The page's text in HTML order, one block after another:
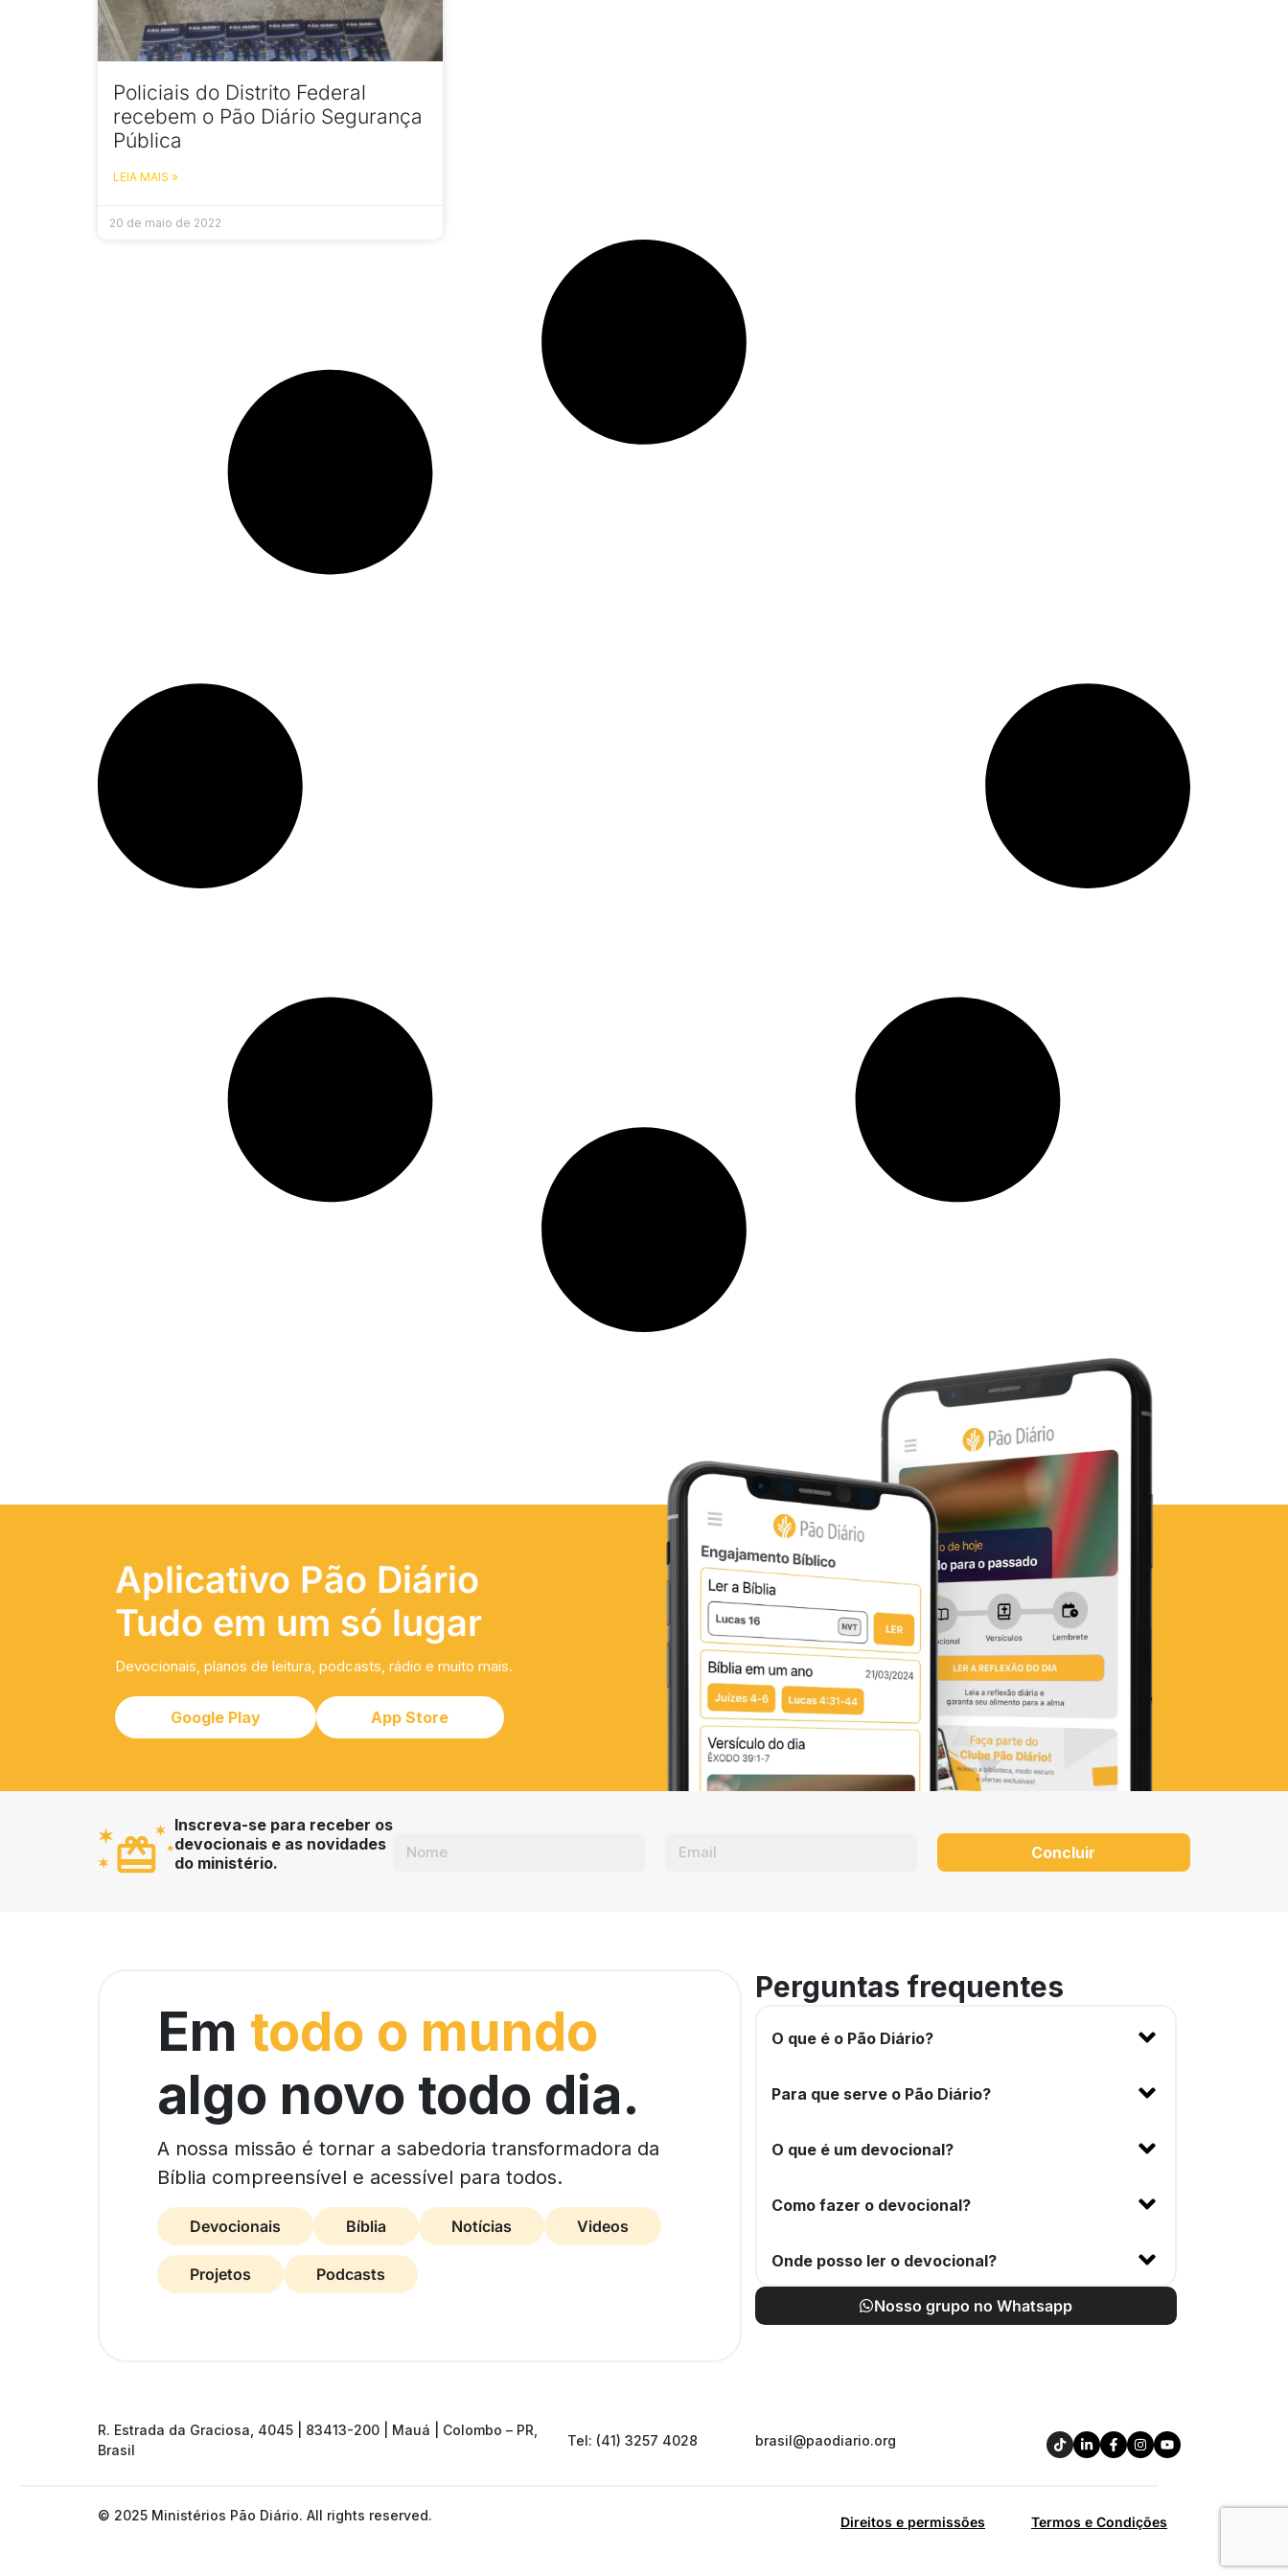
Policiais do Distrito Federal
recebem o Pão Diário Segurança
Pública
LEIA MAIS »
20 de maio de 2022
Aplicativo Pão Diário
Tudo em um só lugar
Devocionais, planos de leitura, podcasts, rádio e muito mais.
Google Play App Store
Inscreva-se para receber os
devocionais e as novidades
do ministério.
Concluir
Em todo o mundo
algo novo todo dia.
A nossa missão é tornar a sabedoria transformadora da
Bíblia compreensível e acessível para todos.
Devocionais Bíblia Notícias Videos
Projetos Podcasts
Perguntas frequentes
O que é o Pão Diário?
Para que serve o Pão Diário?
O que é um devocional?
Como fazer o devocional?
Onde posso ler o devocional?
Nosso grupo no Whatsapp
R. Estrada da Graciosa, 4045 | 83413-200 | Mauá | Colombo – PR,
Brasil
Tel: (41) 3257 4028 brasil@paodiario.org
© 2025 Ministérios Pão Diário. All rights reserved. Direitos e permissões Termos e Condições